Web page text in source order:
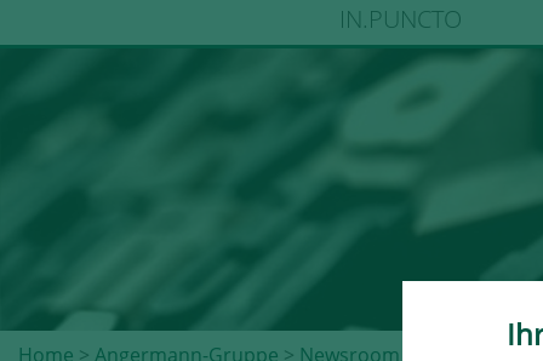
IN.PUNCTO
Home > Angermann-Gruppe > Newsroom